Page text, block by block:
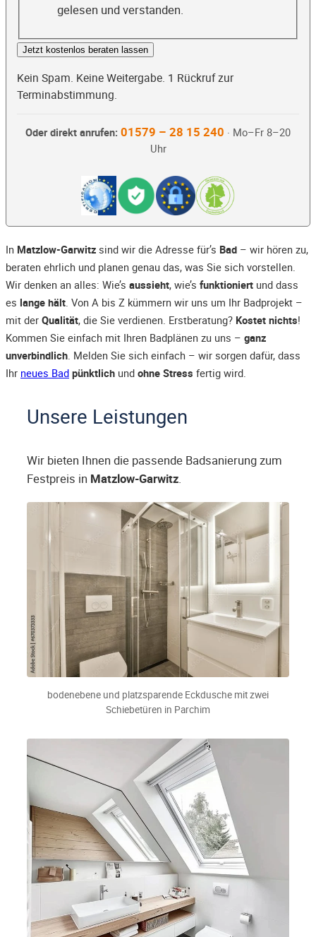
gelesen und verstanden.
Jetzt kostenlos beraten lassen
Kein Spam. Keine Weitergabe. 1 Rückruf zur
Terminabstimmung.
Oder direkt anrufen: 01579 – 28 15 240 · Mo–Fr 8–20
Uhr
In Matzlow-Garwitz sind wir die Adresse für’s Bad – wir hören zu,
beraten ehrlich und planen genau das, was Sie sich vorstellen.
Wir denken an alles: Wie’s aussieht, wie’s funktioniert und dass
es lange hält. Von A bis Z kümmern wir uns um Ihr Badprojekt –
mit der Qualität, die Sie verdienen. Erstberatung? Kostet nichts!
Kommen Sie einfach mit Ihren Badplänen zu uns – ganz
unverbindlich. Melden Sie sich einfach – wir sorgen dafür, dass
Ihr neues Bad pünktlich und ohne Stress fertig wird.
Unsere Leistungen
Wir bieten Ihnen die passende Badsanierung zum
Festpreis in Matzlow-Garwitz.
bodenebene und platzsparende Eckdusche mit zwei
Schiebetüren in Parchim